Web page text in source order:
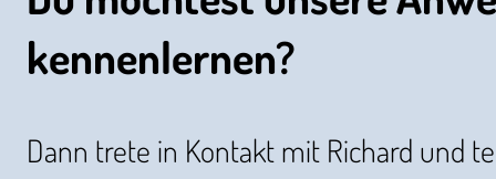
kennenlernen?
Dann trete in Kontakt mit Richard und